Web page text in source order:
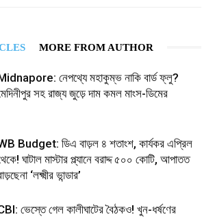
MORE FROM AUTHOR
নেপথ্যে মহাকুম্ভ নাকি বার্ড ফ্লু?
সহ রাজ্য জুড়ে দাম কমল মাংস-ডিমের
Budget: ডিএ বাড়ল ৪ শতাংশ, কার্যকর এপ্রিল
ঘাটাল মাস্টার প্ল্যানে বরাদ্দ ৫০০ কোটি, আপাতত
‘লক্ষ্মীর ভান্ডার’
ভেস্তে গেল কালীঘাটের বৈঠকও! খুন-ধর্ষণের